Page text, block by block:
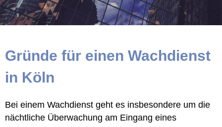
Gründe für einen Wachdienst
in Köln
Bei einem Wachdienst geht es insbesondere um die
nächtliche Überwachung am Eingang eines